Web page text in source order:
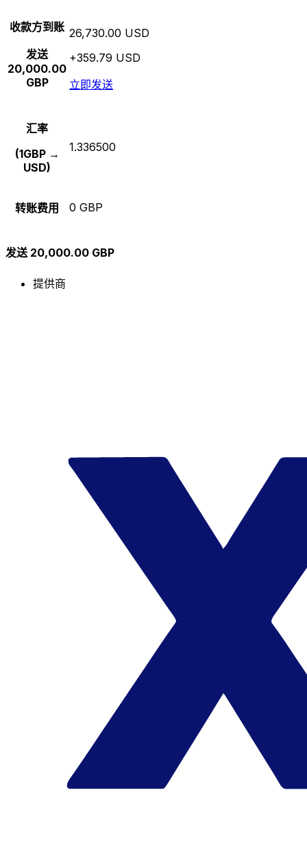
收款方到账
发送
20,000.00
GBP
26,730.00 USD
+359.79 USD
立即发送
汇率
(1GBP →
USD)
1.336500
转账费用 0 GBP
发送 20,000.00 GBP
提供商